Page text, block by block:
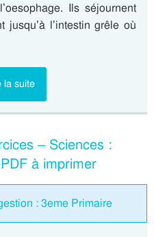
Ils séjournent
jusqu’à l’intestin grêle où
la suite
– Sciences :
à imprimer
: 3eme Primaire